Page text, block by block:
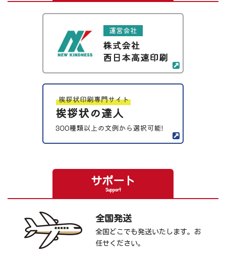
サポート
Support
全国発送
全国どこでも発送いたします。お
任せください。